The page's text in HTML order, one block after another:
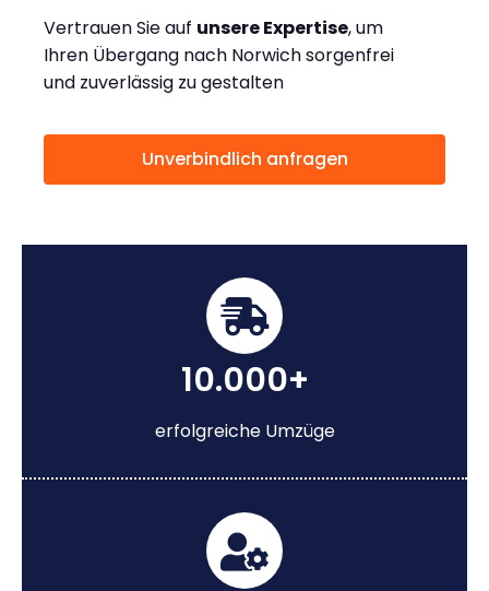
Vertrauen Sie auf unsere Expertise, um
Ihren Übergang nach Norwich sorgenfrei
und zuverlässig zu gestalten
Unverbindlich anfragen
10.000+
erfolgreiche Umzüge